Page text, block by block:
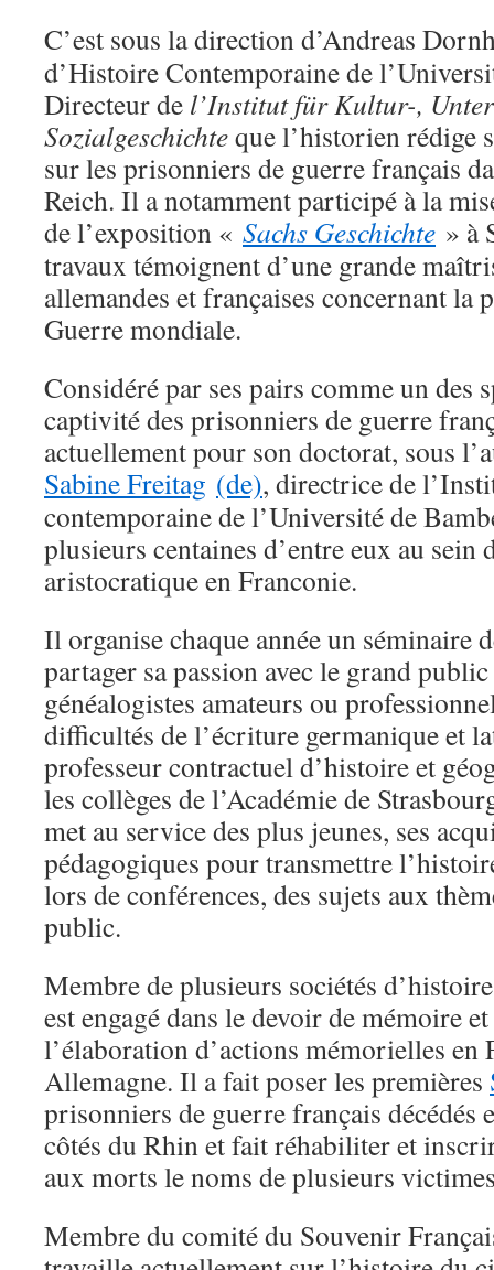
C’est sous la direction d’Andreas
d’Histoire Contemporaine de
Directeur de l’Institut für Kultur-,
Sozialgeschichteque l’historien rédige
sur les prisonniers de guerre français
Reich. Il a notamment participé à la
de l’exposition « Sachs Geschichte » à
travaux témoignent d’une grande
allemandes et françaises concernant la
Guerre mondiale.
Considéré par ses pairs comme un des
captivité des prisonniers de guerre
actuellement pour son doctorat, sous
Sabine Freitag (de), directrice de
contemporaine de l’Université de
plusieurs centaines d’entre eux au sein
aristocratique en Franconie.
Il organise chaque année un séminaire
partager sa passion avec le grand
généalogistes amateurs ou
difficultés de l’écriture germanique et
professeur contractuel d’histoire et
les collèges de l’Académie de
met au service des plus jeunes, ses
pédagogiques pour transmettre
lors de conférences, des sujets aux
public.
Membre de plusieurs sociétés
est engagé dans le devoir de mémoire
l’élaboration d’actions mémorielles en
Allemagne. Il a fait poser les premières
prisonniers de guerre français décédés
côtés du Rhin et fait réhabiliter et
aux morts le noms de plusieurs
Membre du comité du Souvenir